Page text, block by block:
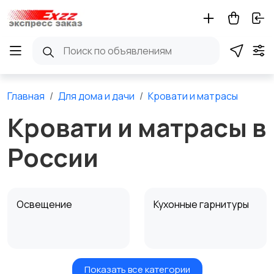
Главная Для дома и дачи Кровати и матрасы
Кровати и матрасы в
России
Освещение Кухонные гарнитуры
Показать все категории